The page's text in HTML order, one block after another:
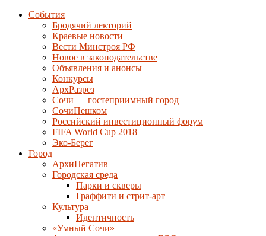
События
Бродячий лекторий
Краевые новости
Вести Минстроя РФ
Новое в законодательстве
Объявления и анонсы
Конкурсы
АрхРазрез
Сочи — гостеприимный город
СочиПешком
Российский инвестиционный форум
FIFA World Cup 2018
Эко-Берег
Город
АрхиНегатив
Городская среда
Парки и скверы
Граффити и стрит-арт
Культура
Идентичность
«Умный Сочи»